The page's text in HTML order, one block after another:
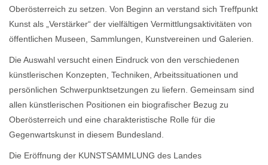
Oberösterreich zu setzen. Von Beginn an verstand sich Treffpunkt
Kunst als „Verstärker“ der vielfältigen Vermittlungsaktivitäten von
öffentlichen Museen, Sammlungen, Kunstvereinen und Galerien.
Die Auswahl versucht einen Eindruck von den verschiedenen
künstlerischen Konzepten, Techniken, Arbeitssituationen und
persönlichen Schwerpunktsetzungen zu liefern. Gemeinsam sind
allen künstlerischen Positionen ein biografischer Bezug zu
Oberösterreich und eine charakteristische Rolle für die
Gegenwartskunst in diesem Bundesland.
Die Eröffnung der KUNSTSAMMLUNG des Landes